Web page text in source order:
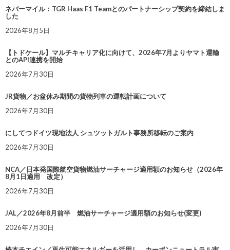
ネバーマイル：TGR Haas F1 Teamとのパートナーシップ契約を締結しま
した
2026年8月5日
【トドケール】マルチキャリア化に向けて、2026年7月よりヤマト運輸
とのAPI連携を開始
2026年7月30日
JR貨物／お盆休み期間の貨物列車の運転計画について
2026年7月30日
にしてつドイツ現地法人 シュツットガルト事務所移転のご案内
2026年7月30日
NCA／日本発国際航空貨物燃油サーチャージ適用額のお知らせ（2026年
8月1日適用 改定）
2026年7月30日
JAL／2026年8月前半 燃油サーチャージ適用額のお知らせ(変更)
2026年7月30日